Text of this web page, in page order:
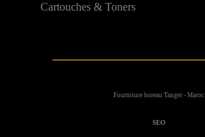
Cartouches & Toners
Fourniture bureau Tanger - Maroc
SEO